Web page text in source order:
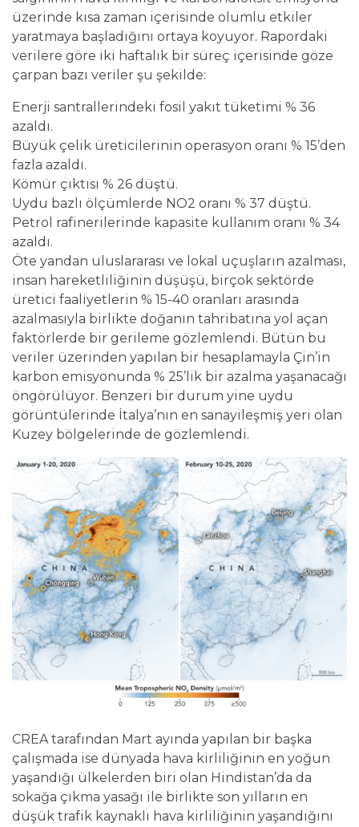
üzerinde kısa zaman içerisinde olumlu etkiler
yaratmaya başladığını ortaya koyuyor. Rapordaki
verilere göre iki haftalık bir süreç içerisinde göze
çarpan bazı veriler şu şekilde:
Enerji santrallerindeki fosil yakıt tüketimi % 36
azaldı.
Büyük çelik üreticilerinin operasyon oranı % 15’den
fazla azaldı.
Kömür çıktısı % 26 düştü.
Uydu bazlı ölçümlerde NO2 oranı % 37 düştü.
Petrol rafinerilerinde kapasite kullanım oranı % 34
azaldı.
Öte yandan uluslararası ve lokal uçuşların azalması,
insan hareketliliğinin düşüşü, birçok sektörde
üretici faaliyetlerin % 15-40 oranları arasında
azalmasıyla birlikte doğanın tahribatına yol açan
faktörlerde bir gerileme gözlemlendi. Bütün bu
veriler üzerinden yapılan bir hesaplamayla Çin’in
karbon emisyonunda % 25’lik bir azalma yaşanacağı
öngörülüyor. Benzeri bir durum yine uydu
görüntülerinde İtalya’nın en sanayileşmiş yeri olan
Kuzey bölgelerinde de gözlemlendi.
CREA tarafından Mart ayında yapılan bir başka
çalışmada ise dünyada hava kirliliğinin en yoğun
yaşandığı ülkelerden biri olan Hindistan’da da
sokağa çıkma yasağı ile birlikte son yılların en
düşük trafik kaynaklı hava kirliliğinin yaşandığını